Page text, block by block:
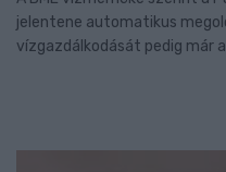
jelentene automatikus
vízgazdálkodását pedig már